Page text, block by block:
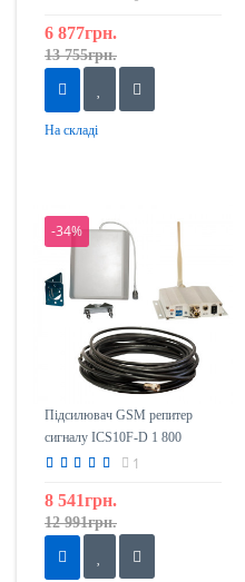
6 877грн.
13 755грн.
На складі
-34%
Підсилювач GSM репитер
сигналу ICS10F-D 1 800
Комплект
1
8 541грн.
12 991грн.